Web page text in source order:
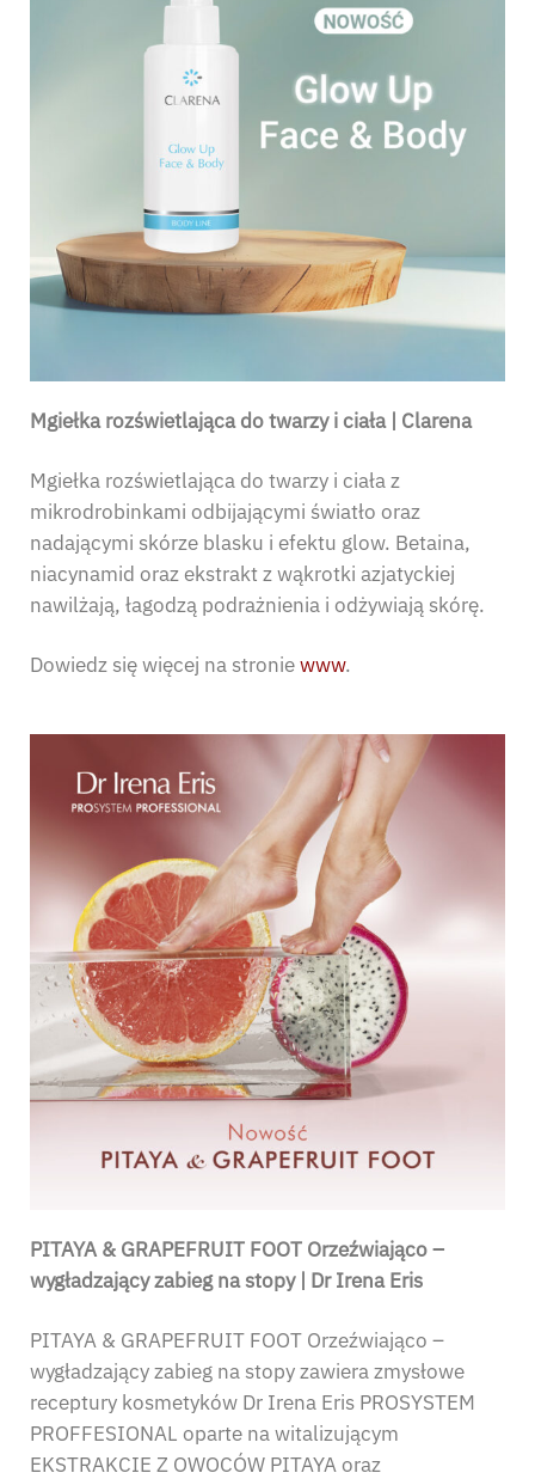
Mgiełka rozświetlająca do twarzy i ciała | Clarena
Mgiełka rozświetlająca do twarzy i ciała z
mikrodrobinkami odbijającymi światło oraz
nadającymi skórze blasku i efektu glow. Betaina,
niacynamid oraz ekstrakt z wąkrotki azjatyckiej
nawilżają, łagodzą podrażnienia i odżywiają skórę.
Dowiedz się więcej na stroniewww.
PITAYA & GRAPEFRUIT FOOT Orzeźwiająco –
wygładzający zabieg na stopy | Dr Irena Eris
PITAYA & GRAPEFRUIT FOOT Orzeźwiająco –
wygładzający zabieg na stopy zawiera zmysłowe
receptury kosmetyków Dr Irena Eris PROSYSTEM
PROFFESIONAL oparte na witalizującym
EKSTRAKCIE Z OWOCÓW PITAYA oraz